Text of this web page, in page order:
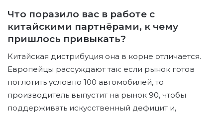
Что поразило вас в работе с
китайскими партнёрами, к чему
пришлось привыкать?
Китайская дистрибуция она в корне отличается.
Европейцы рассуждают так: если рынок готов
поглотить условно 100 автомобилей, то
производитель выпустит на рынок 90, чтобы
поддерживать искусственный дефицит и,